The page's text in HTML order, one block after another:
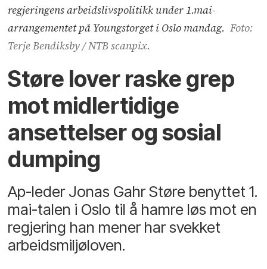
regjeringens arbeidslivspolitikk under 1.mai-
arrangementet på Youngstorget i Oslo mandag. Foto:
Terje Bendiksby / NTB scanpix.
Støre lover raske grep
mot midlertidige
ansettelser og sosial
dumping
Ap-leder Jonas Gahr Støre benyttet 1.
mai-talen i Oslo til å hamre løs mot en
regjering han mener har svekket
arbeidsmiljøloven.